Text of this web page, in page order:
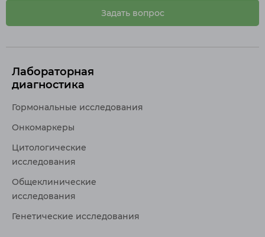
Задать вопрос
Лабораторная
диагностика
Гормональные исследования
Онкомаркеры
Цитологические
исследования
Общеклинические
исследования
Генетические исследования